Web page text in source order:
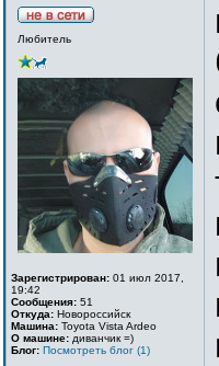
Любитель
Зарегистрирован: 01 июл 2017,
19:42
Сообщения: 51
Откуда: Новороссийск
Машина: Toyota Vista Ardeo
О машине: диванчик =)
Блог: Посмотреть блог (1)